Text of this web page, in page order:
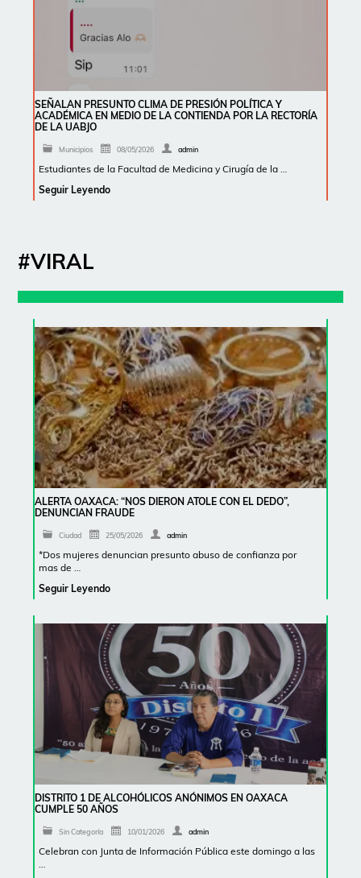
SEÑALAN PRESUNTO CLIMA DE PRESIÓN POLÍTICA Y
ACADÉMICA EN MEDIO DE LA CONTIENDA POR LA RECTORÍA
DE LA UABJO
Municipios 08/05/2026 admin
Estudiantes de la Facultad de Medicina y Cirugía de la …
Seguir Leyendo
#VIRAL
ALERTA OAXACA: “NOS DIERON ATOLE CON EL DEDO”,
DENUNCIAN FRAUDE
Ciudad 25/05/2026 admin
*Dos mujeres denuncian presunto abuso de confianza por
mas de …
Seguir Leyendo
DISTRITO 1 DE ALCOHÓLICOS ANÓNIMOS EN OAXACA
CUMPLE 50 AÑOS
Sin Categoría 10/01/2026 admin
Celebran con Junta de Información Pública este domingo a las
…